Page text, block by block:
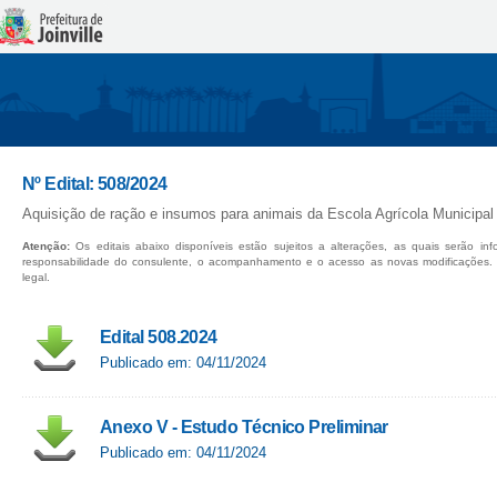
Nº Edital: 508/2024
Aquisição de ração e insumos para animais da Escola Agrícola
Atenção: Os editais abaixo disponíveis estão sujeitos a alterações, as quais serão
responsabilidade do consulente, o acompanhamento e o acesso as novas
legal.
Edital 508.2024
Publicado em: 04/11/2024
Anexo V - Estudo Técnico Preliminar
Publicado em: 04/11/2024